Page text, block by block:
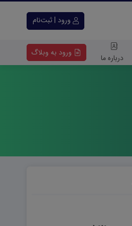
ورود | ثبت‌نام
درباره ما
ورود به وبلاگ